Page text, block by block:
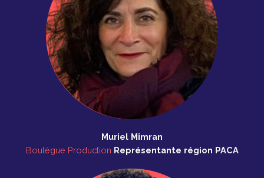
Muriel Mimran
Boulègue Production Représentante région PACA